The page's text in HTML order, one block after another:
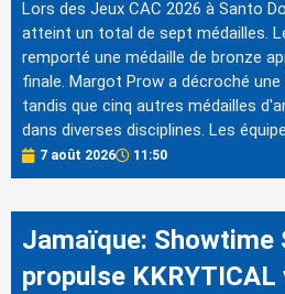
Lors des Jeux CAC 2026 à Santo
atteint un total de sept médailles.
remporté une médaille de bronze
finale. Margot Prow a décroché
tandis que cinq autres médailles
dans diverses disciplines. Les
7 août 2026 11:50
Jamaïque: Showtime
propulse KKRYTICAL